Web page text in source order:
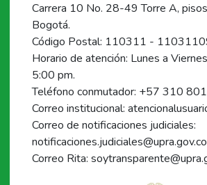
Carrera 10 No. 28-49 Torre A,
Bogotá.
Código Postal: 110311 -
Horario de atención: Lunes a
5:00 pm.
Teléfono conmutador: +57 310
Correo institucional:
Correo de notificaciones judiciales:
notificaciones.judiciales@upra.gov.co
Correo Rita: